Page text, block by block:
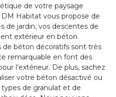
de votre paysage
Habitat vous propose de
de jardin, vos descentes de
extérieur en béton
de béton décoratifs sont très
remarquable en font des
l’extérieur. De plus, sachez
votre béton désactivé ou
de granulat et de